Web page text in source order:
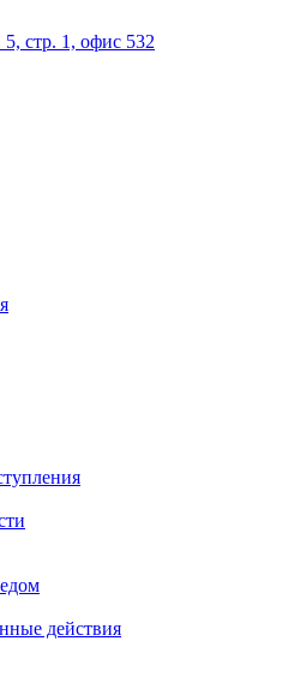
стр. 1, офис 532
действия